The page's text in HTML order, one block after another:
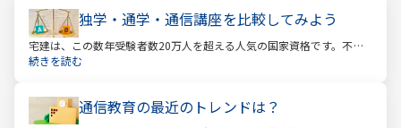
独学・通学・通信講座を比較してみよう
宅建は、この数年受験者数20万人を超える人気の国家資格です。不動
産業に携わる人をはじめ、他業種、学生、主婦まで、さまざまな方が
続きを読む
通信教育の最近のトレンドは？